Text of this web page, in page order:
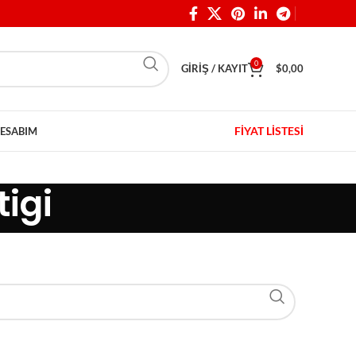
GIRIŞ / KAYIT 0 $0,00
FİYAT LİSTESİ